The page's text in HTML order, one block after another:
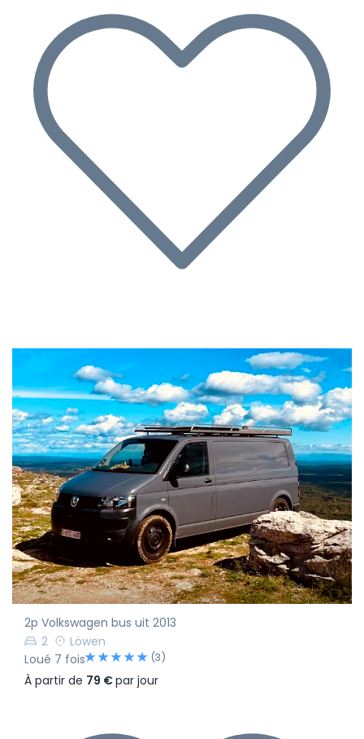
2p Volkswagen bus uit 2013
2
Löwen
Loué 7 fois
(3)
À partir de 79 €par jour